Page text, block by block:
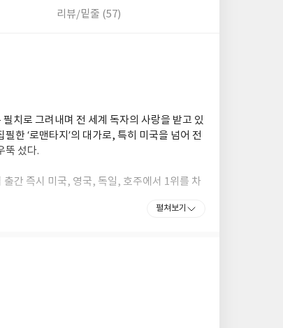
리뷰/밑줄 (57)
치로 그려내며 전 세계 독자의 사랑을 받고 있
한 ‘로맨타지’의 대가로, 특히 미국을 넘어 전
뚝 섰다.
출간 즉시 미국, 영국, 독일, 호주에서 1위를 차
ALEX 상(올해의 책), 영국도서상 Pageturner
만 베스트셀러 1위를 차지했다. 여섯 아이의
펼쳐보기